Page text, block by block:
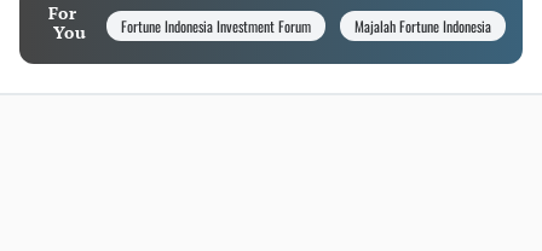
For
You
Fortune Indonesia Investment Forum Majalah Fortune Indonesia